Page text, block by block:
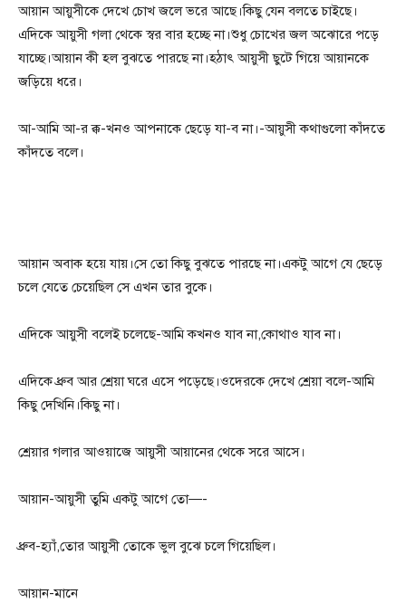
আয়ান আয়ুসীকে দেখে চোখ জলে ভরে আছে।কিছু যেন বলতে চাইছে।
এদিকে আয়ুসী গলা থেকে স্বর বার হচ্ছে না।শুধু চোখের জল অঝোরে পড়ে
যাচ্ছে।আয়ান কী হল বুঝতে পারছে না।হঠাৎ আয়ুসী ছুটে গিয়ে আয়ানকে
জড়িয়ে ধরে।
আ-আমি আ-র ক্ক-খনও আপনাকে ছেড়ে যা-ব না।-আয়ুসী কথাগুলো কাঁদতে
কাঁদতে বলে।
আয়ান অবাক হয়ে যায়।সে তো কিছু বুঝতে পারছে না।একটু আগে যে ছেড়ে
চলে যেতে চেয়েছিল সে এখন তার বুকে।
এদিকে আয়ুসী বলেই চলেছে-আমি কখনও যাব না,কোথাও যাব না।
এদিকে ধ্রুব আর শ্রেয়া ঘরে এসে পড়েছে।ওদেরকে দেখে শ্রেয়া বলে-আমি
কিছু দেখিনি।কিছু না।
শ্রেয়ার গলার আওয়াজে আয়ুসী আয়ানের থেকে সরে আসে।
আয়ান-আয়ুসী তুমি একটু আগে তো—-
ধ্রুব-হ্যাঁ,তোর আয়ুসী তোকে ভুল বুঝে চলে গিয়েছিল।
আয়ান-মানে